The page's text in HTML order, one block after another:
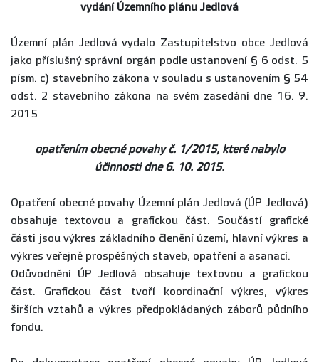
vydání Územního plánu Jedlová
Územní plán Jedlová vydalo Zastupitelstvo obce Jedlová
jako příslušný správní orgán podle ustanovení § 6 odst. 5
písm. c) stavebního zákona v souladu s ustanovením § 54
odst. 2 stavebního zákona na svém zasedání dne 16. 9.
2015
opatřením obecné povahy č. 1/2015, které nabylo
účinnosti dne 6. 10. 2015.
Opatření obecné povahy Územní plán Jedlová (ÚP Jedlová)
obsahuje textovou a grafickou část. Součástí grafické
části jsou výkres základního členění území, hlavní výkres a
výkres veřejně prospěšných staveb, opatření a asanací.
Odůvodnění ÚP Jedlová obsahuje textovou a grafickou
část. Grafickou část tvoří koordinační výkres, výkres
širších vztahů a výkres předpokládaných záborů půdního
fondu.